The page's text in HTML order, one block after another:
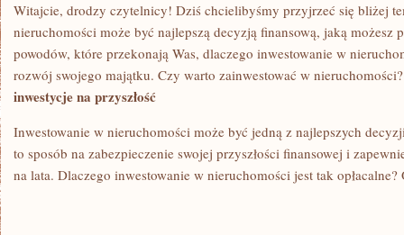
DLA
KTÓRYCH
INWESTOWANIE
W
NIERUCHOMOŚCI
TO
Witajcie, drodzy⁢ czytelnicy! Dziś chcielibyśmy przyjrzeć‌ się ‍bliżej
nieruchomości​ może ‍być najlepszą decyzją ‍finansową, jaką możesz
powodów, ⁢które ⁣przekonają​ Was, dlaczego inwestowanie w
rozwój ⁢swojego⁢ majątku.⁣ Czy warto zainwestować w
inwestycje⁤ na przyszłość
Inwestowanie w nieruchomości‌ może być jedną ⁤z najlepszych
to sposób na‌ zabezpieczenie swojej przyszłości finansowej i
na lata. Dlaczego inwestowanie ‍w nieruchomości jest tak